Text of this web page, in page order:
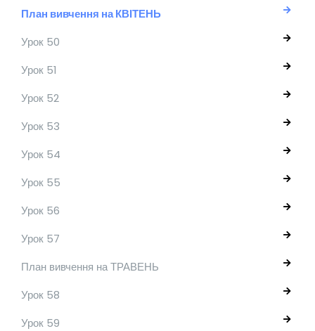
План вивчення на КВІТЕНЬ
Урок 50
Урок 51
Урок 52
Урок 53
Урок 54
Урок 55
Урок 56
Урок 57
План вивчення на ТРАВЕНЬ
Урок 58
Урок 59